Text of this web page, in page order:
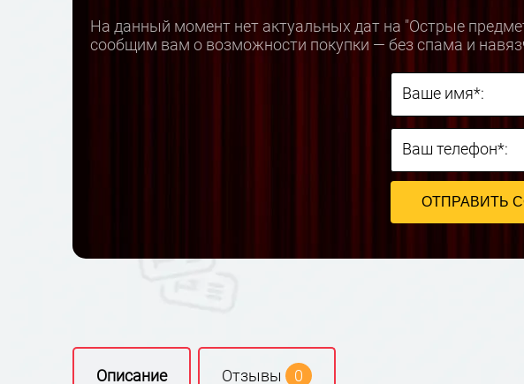
На данный момент нет актуальных дат на "Острые
сообщим вам о возможности покупки — без спама и
Ваше имя*:
Ваш телефон*:
Описание Отзывы 0